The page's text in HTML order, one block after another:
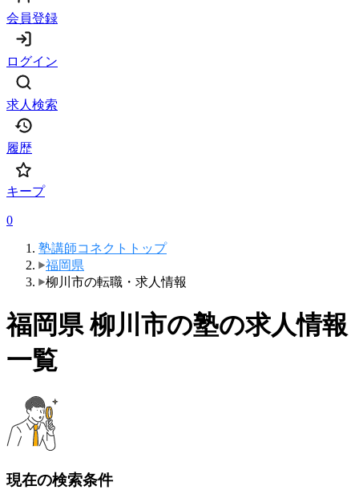
会員登録
ログイン
求人検索
履歴
キープ
0
塾講師コネクトトップ
福岡県
柳川市の転職・求人情報
福岡県 柳川市の塾の求人情報
一覧
現在の検索条件